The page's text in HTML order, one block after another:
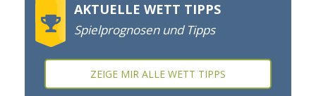
AKTUELLE WETT TIPPS
Spielprognosen und Tipps
ZEIGE MIR ALLE WETT TIPPS